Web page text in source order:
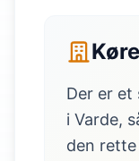
Der er
i Varde,
den